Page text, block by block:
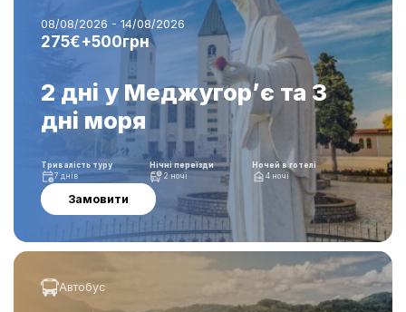
08/08/2026 - 14/08/2026
275€+500грн
2 дні у Меджугор’є та 3
дні моря
Замовити
Тривалість туру
7 днів
Нічні переїзди
2 ночі
Ночей в готелі
4 ночі
Автобус